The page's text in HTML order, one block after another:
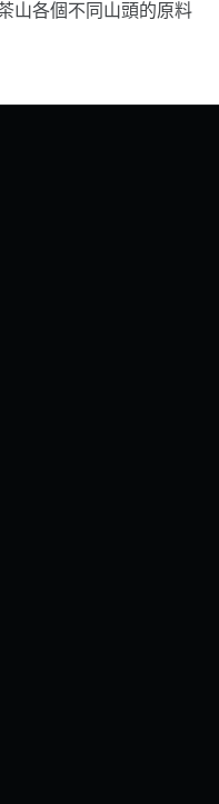
山各個不同山頭的原料